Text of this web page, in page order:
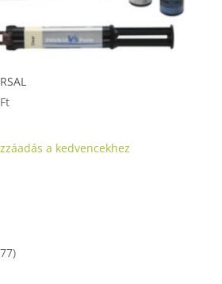
FtÁrtartomány:
-
a kedvencekhez